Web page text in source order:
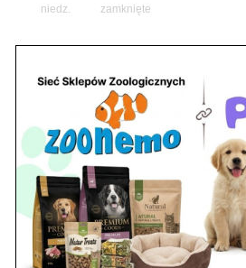
niedz. zamknięte